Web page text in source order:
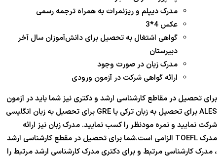
مدرک دیپلم و ریزنمرات به همراه ترجمه رسمی
عکس 4*3
گواهی اشتغال به تحصیل برای دانش‌آموزان سال آخر
دبیرستان
مدرک زبان در صورت وجود
ارائه گواهی شرکت در آزمون ورودی
برای تحصیل در مقاطع کارشناسی ارشد و دکتری نیز شما باید در آزمون
ALES برای تحصیل به زبان ترکی یا GRE برای تحصیل به زبان انگلیسی
شرکت نمایید و نمره مودنظر را کسب نمایید. مدرک زبان نیز ارائه
مدرک TOEFL الزامی است.شما برای تحصیل در مقطع کارشناسی ارشد
، مدرک کارشناسی مرتبط و برای دکتری مدرک کارشناسی ارشد مرتبط را